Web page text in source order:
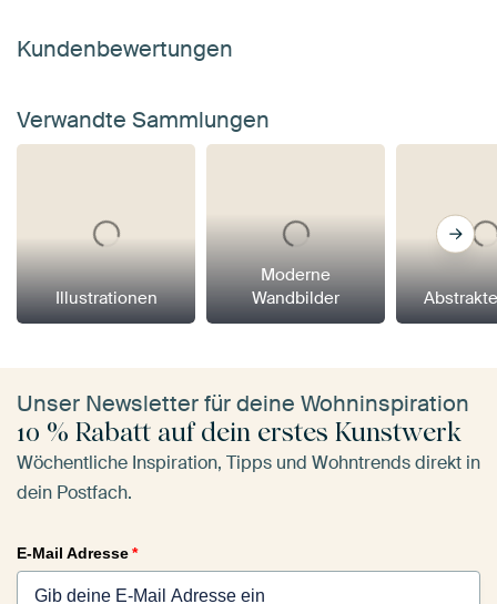
Kundenbewertungen
Verwandte Sammlungen
Illustrationen
Moderne
Wandbilder
Unser Newsletter für deine Wohninspiration
10 % Rabatt auf dein erstes Kunstwerk
Wöchentliche Inspiration, Tipps und Wohntrends direkt in
dein Postfach.
E-Mail Adresse*